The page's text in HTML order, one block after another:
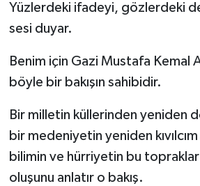
Yüzlerdeki ifadeyi, gözlerdeki
sesi duyar.
Benim için Gazi Mustafa Kemal
böyle bir bakışın sahibidir.
Bir milletin küllerinden yeniden
bir medeniyetin yeniden kıvılcım
bilimin ve hürriyetin bu
oluşunu anlatır o bakış.